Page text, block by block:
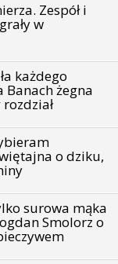
Zespół i
w
każdego
Banach żegna
o dziku,
surowa mąka
Smolorz o